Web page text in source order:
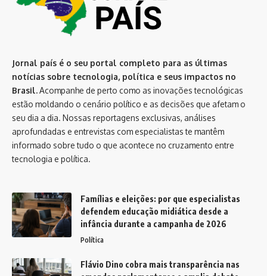
Jornal país é o seu portal completo para as últimas
notícias sobre tecnologia, política e seus impactos no
Brasil.Acompanhe de perto como as inovações tecnológicas
estão moldando o cenário político e as decisões que afetam o
seu dia a dia. Nossas reportagens exclusivas, análises
aprofundadas e entrevistas com especialistas te mantêm
informado sobre tudo o que acontece no cruzamento entre
tecnologia e política.
Famílias e eleições: por que especialistas
defendem educação midiática desde a
infância durante a campanha de 2026
Política
Flávio Dino cobra mais transparência nas